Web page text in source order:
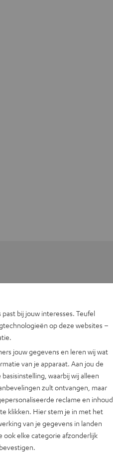
bij jouw interesses. Teufel
op deze websites –
jouw gegevens en leren wij wat
van je apparaat. Aan jou de
waarbij wij alleen
zult ontvangen, maar
reclame en inhoud
te klikken. Hier stem je in met het
van je gegevens in landen
ook elke categorie afzonderlijk
bevestigen.